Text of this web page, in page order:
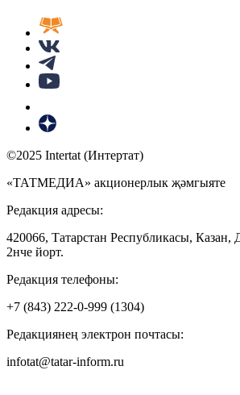
©2025 Intertat (Интертат)
«ТАТМЕДИА» акционерлык җәмгыяте
Редакция адресы:
420066, Татарстан Республикасы, Казан,
2нче йорт.
Редакция телефоны:
+7 (843) 222-0-999 (1304)
Редакциянең электрон почтасы:
infotat@tatar-inform.ru